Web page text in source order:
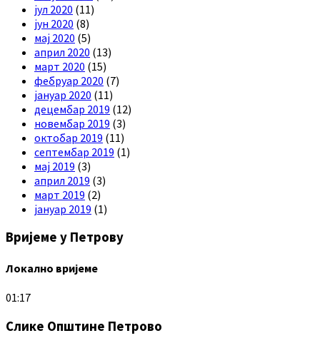
јул 2020 (11)
јун 2020 (8)
мај 2020 (5)
април 2020 (13)
март 2020 (15)
фебруар 2020 (7)
јануар 2020 (11)
децембар 2019 (12)
новембар 2019 (3)
октобар 2019 (11)
септембар 2019 (1)
мај 2019 (3)
април 2019 (3)
март 2019 (2)
јануар 2019 (1)
Вријеме у Петрову
Локално вријеме
01:17
Слике Општине Петрово